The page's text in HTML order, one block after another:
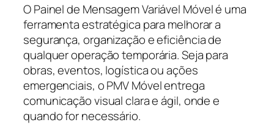
O Painel de Mensagem Variável Móvel é uma
ferramenta estratégica para melhorar a
segurança, organização e eficiência de
qualquer operação temporária. Seja para
obras, eventos, logística ou ações
emergenciais, o PMV Móvel entrega
comunicação visual clara e ágil, onde e
quando for necessário.